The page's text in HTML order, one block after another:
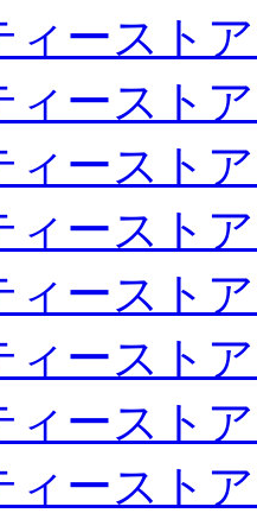
ィースト
ィースト
ィースト
ィースト
ィースト
ィースト
ィースト
ィースト